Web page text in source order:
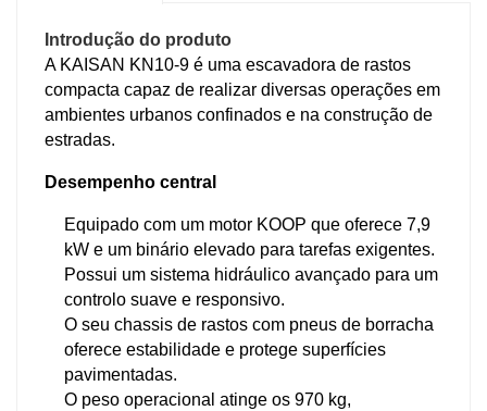
Benefícios:
Oferece um elevado desempenho com uma boa
economia de combustível, um funcionamento
suave em terrenos irregulares e um design
operador.
Introdução do produto
A KAISAN KN10-9 é uma escavadora de rastos
compacta capaz de realizar diversas operações em
ambientes urbanos confinados e na construção de
estradas.
Desempenho central
Equipado com um motor KOOP que oferece 7,9
kW e um binário elevado para tarefas exigentes.
Possui um sistema hidráulico avançado para um
controlo suave e responsivo.
O seu chassis de rastos com pneus de borracha
oferece estabilidade e protege superfícies
pavimentadas.
O peso operacional atinge os 970 kg,